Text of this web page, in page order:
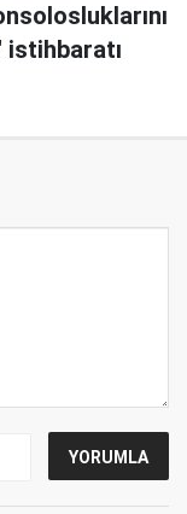
istihbaratı